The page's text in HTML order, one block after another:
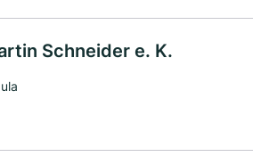
Schneider e. K.